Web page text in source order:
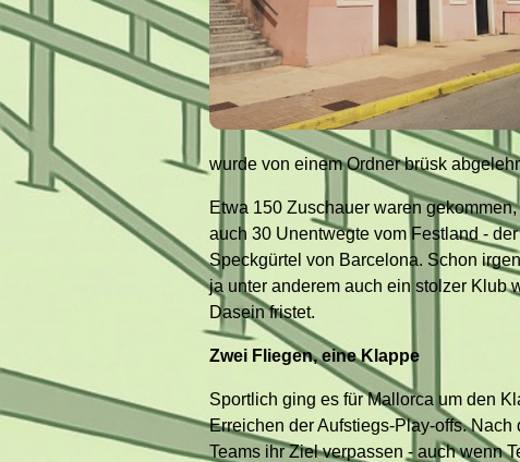
wurde von einem Ordner brüsk
Etwa 150 Zuschauer waren
auch 30 Unentwegte vom Festland -
Speckgürtel von Barcelona. Schon
ja unter anderem auch ein stolzer Klub
Dasein fristet.
Zwei Fliegen, eine Klappe
Sportlich ging es für Mallorca um den
Erreichen der Aufstiegs-Play-offs.
Teams ihr Ziel verpassen - auch wenn